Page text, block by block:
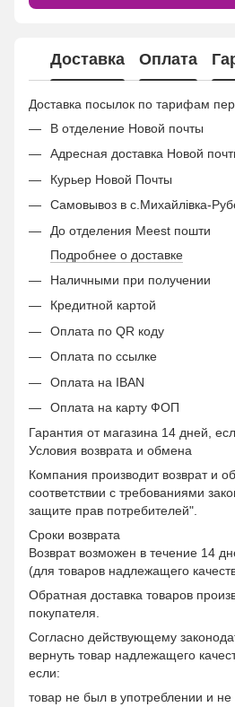
Доставка Оплата
Доставка посылок по тарифам
В отделение Новой почты
Адресная доставка Новой
Курьер Новой Почты
Самовывоз в с.Михайлівка-
До отделения Meest пошти
Подробнее о доставке
Наличными при получении
Кредитной картой
Оплата по QR коду
Оплата по ссылке
Оплата на IBAN
Оплата на карту ФОП
Гарантия от магазина 14 дней,
Условия возврата и обмена
Компания производит возврат и
соответствии с требованиями
защите прав потребителей".
Сроки возврата
Возврат возможен в течение 14
(для товаров надлежащего
Обратная доставка товаров
покупателя.
Согласно действующему
вернуть товар надлежащего
если:
товар не был в употреблении и